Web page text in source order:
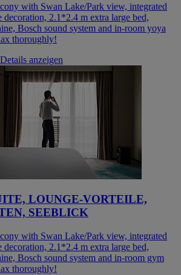
with Swan Lake/Park view, integrated
decoration, 2.1*2.4 m extra large bed,
Bosch sound system and in-room yoya
thoroughly!
Details anzeigen
LOUNGE-VORTEILE,
SEEBLICK
with Swan Lake/Park view, integrated
decoration, 2.1*2.4 m extra large bed,
Bosch sound system and in-room gym
thoroughly!